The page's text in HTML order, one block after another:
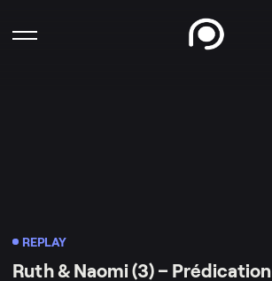
REPLAY
Ruth & Naomi (3) – Prédication